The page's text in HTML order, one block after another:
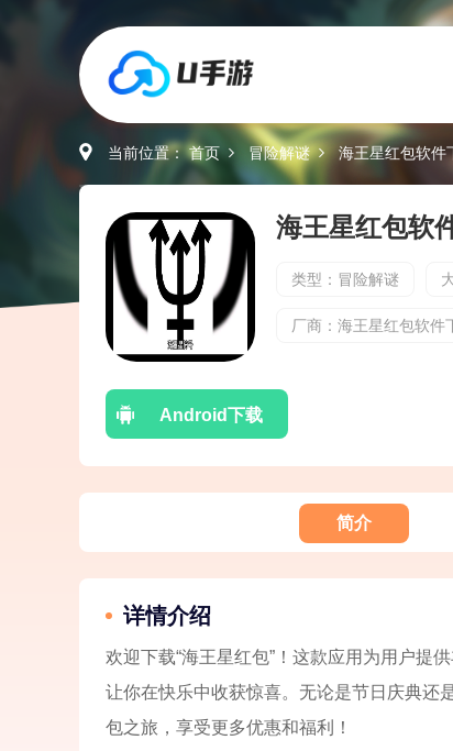
当前位置：首页 冒险解谜 海王星红包软件
类型：冒险解谜
厂商：海王星红包软件
Android下载
简介
详情介绍
欢迎下载“海王星红包”！这款应用为用户提
让你在快乐中收获惊喜。无论是节日庆典还
包之旅，享受更多优惠和福利！